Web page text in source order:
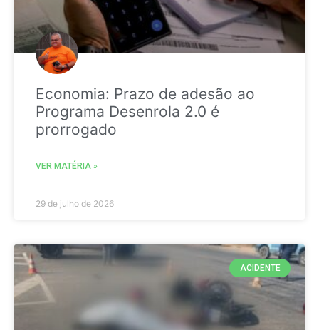
Economia: Prazo de adesão ao
Programa Desenrola 2.0 é
prorrogado
VER MATÉRIA »
29 de julho de 2026
ACIDENTE